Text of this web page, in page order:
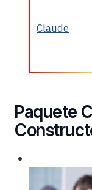
Claude
Paquete